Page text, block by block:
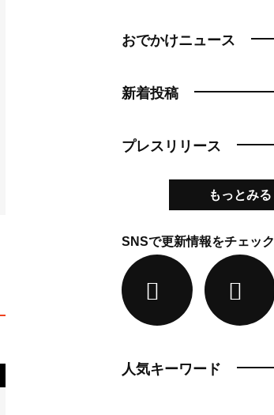
おでかけニュース
新着投稿
プレスリリース
もっとみる
SNSで更新情報をチェック
人気キーワード